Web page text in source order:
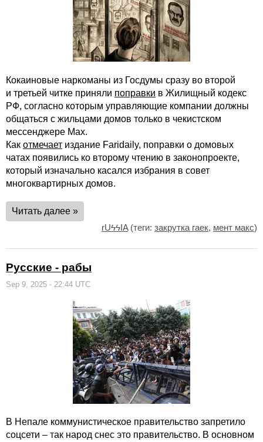
Кокаиновые наркоманы из Госдумы сразу во второй
и третьей читке приняли поправки в Жилищный кодекс
РФ, согласно которым управляющие компании должны
общаться с жильцами домов только в чекистском
мессенджере Max.
Как отмечает издание Faridaily, поправки о домовых
чатах появились ко второму чтению в законопроекте,
который изначально касался избрания в совет
многоквартирных домов.
Читать далее »
rUϟϟIA(теги: закрутка гаек, мент макс)
Русские - рабы
Sep 9, 2025 - 22:44 UTC
В Непале коммунистическое правительство запретило
соцсети – так народ снес это правительство. В основном